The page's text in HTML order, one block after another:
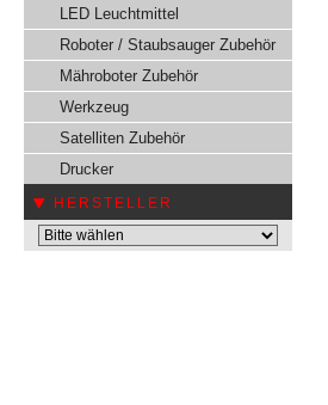
LED Leuchtmittel
Roboter / Staubsauger Zubehör
Mähroboter Zubehör
Werkzeug
Satelliten Zubehör
Drucker
HERSTELLER